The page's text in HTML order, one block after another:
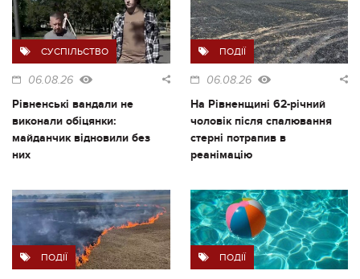
СУСПІЛЬСТВО
06.08.26
Рівненські вандали не
виконали обіцянки:
майданчик відновили без
них
ПОДІЇ
06.08.26
На Рівненщині 62-річний
чоловік після спалювання
стерні потрапив в
реанімацію
ПОДІЇ ПОДІЇ